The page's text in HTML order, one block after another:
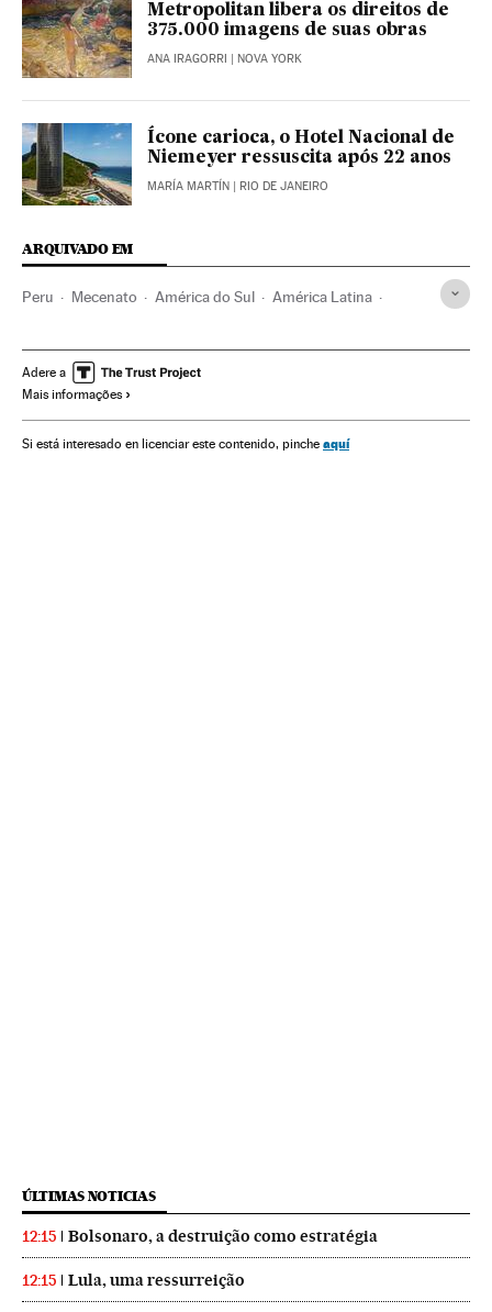
Metropolitan libera os direitos de
375.000 imagens de suas obras
ANA IRAGORRI | NOVA YORK
Ícone carioca, o Hotel Nacional de
Niemeyer ressuscita após 22 anos
MARÍA MARTÍN | RIO DE JANEIRO
ARQUIVADO EM
Peru Mecenato América do Sul América Latina
Adere a
Mais informações
Si está interesado en licenciar este contenido, pinche aquí
ÚLTIMAS NOTICIAS
12:15 Bolsonaro, a destruição como estratégia
12:15 Lula, uma ressurreição